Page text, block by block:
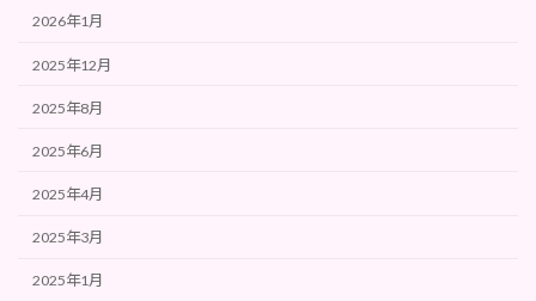
2026年1月
2025年12月
2025年8月
2025年6月
2025年4月
2025年3月
2025年1月